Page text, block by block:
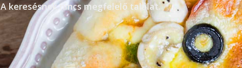
A keresésnek nincs megfelelő találat.